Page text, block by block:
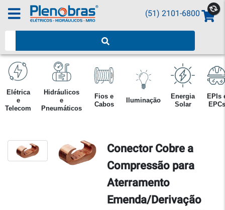
(51) 2101-6800
Elétrica
e
Telecom
Hidráulicos
e
Pneumáticos
Fios e
Cabos
Iluminação
Energia
Solar
EPIs
EPCs
Conector Cobre a
Compressão para
Aterramento
Emenda/Derivação